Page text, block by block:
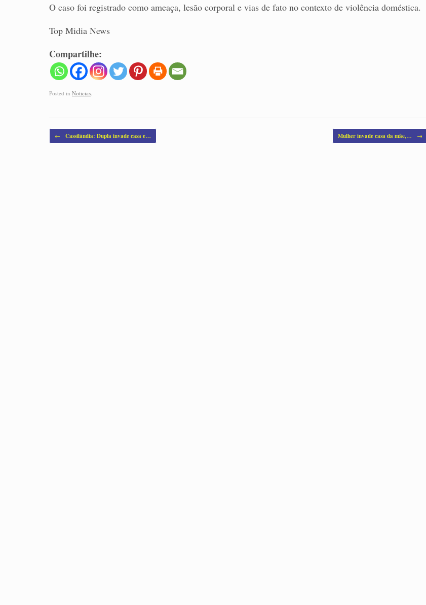
O caso foi registrado como ameaça, lesão corporal e vias de fato no contexto de violência doméstica.
Top Midia News
Compartilhe:
Posted in Noticias.
Post navigation
← Cassilândia: Dupla invade casa e… Mulher invade casa da mãe,… →